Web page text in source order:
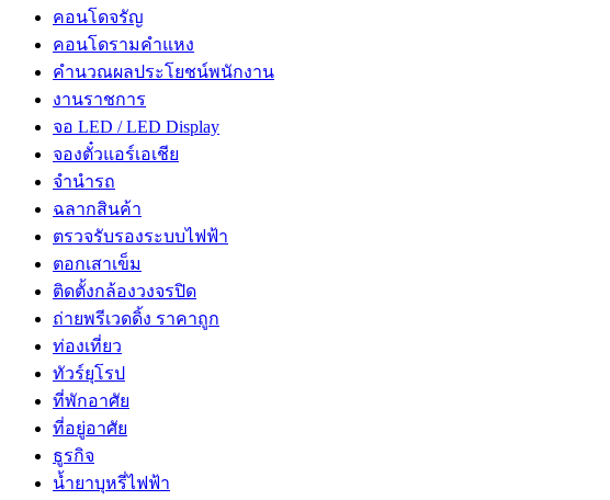
คอนโดจรัญ
คอนโดรามคำแหง
คำนวณผลประโยชน์พนักงาน
งานราชการ
จอ LED / LED Display
จองตั๋วแอร์เอเชีย
จํานํารถ
ฉลากสินค้า
ตรวจรับรองระบบไฟฟ้า
ตอกเสาเข็ม
ติดตั้งกล้องวงจรปิด
ถ่ายพรีเวดดิ้ง ราคาถูก
ท่องเที่ยว
ทัวร์ยุโรป
ที่พักอาศัย
ที่อยู่อาศัย
ธูรกิจ
น้ำยาบุหรี่ไฟฟ้า